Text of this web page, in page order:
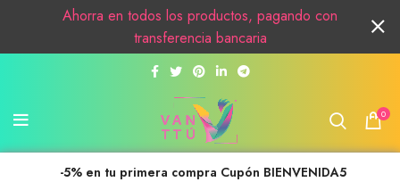
0
-5% en tu primera compra Cupón BIENVENIDA5
Ahorra en todos los productos, pagando con
transferencia bancaria